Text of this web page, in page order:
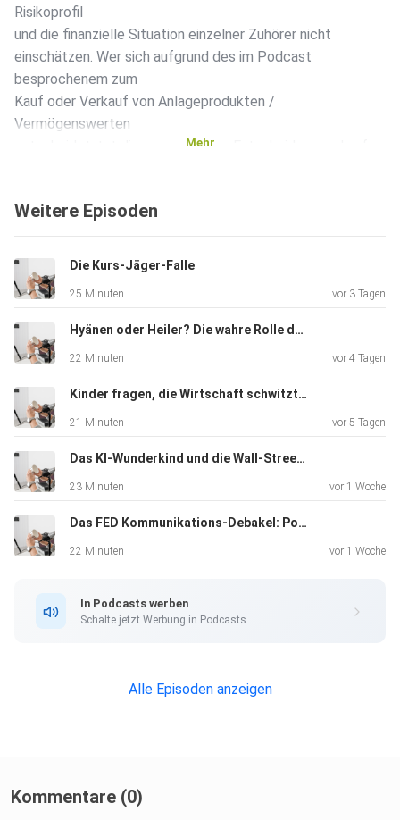
Risikoprofil
und die finanzielle Situation einzelner Zuhörer nicht
einschätzen. Wer sich aufgrund des im Podcast
besprochenem zum
Kauf oder Verkauf von Anlageprodukten /
Vermögenswerten
entscheidet, tut diese aus eigener Entscheidung und auf
haften, wenn
Anlageentscheidungen
treffen und dadurch Verluste erleiden
Mehr
Weitere Episoden
Die Kurs-Jäger-Falle
25 Minuten vor 3 Tagen
Hyänen oder Heiler? Die wahre Rolle der Hedgefonds
22 Minuten vor 4 Tagen
Kinder fragen, die Wirtschaft schwitzt: „The Big Short“ im Realitätscheck
21 Minuten vor 5 Tagen
Das KI-Wunderkind und die Wall-Street-Rettung: Ein moderner LTCM-Moment
23 Minuten vor 1 Woche
Das FED Kommunikations-Debakel: Powell vs. Warsh
22 Minuten vor 1 Woche
In Podcasts werben
Schalte jetzt Werbung in Podcasts.
Alle Episoden anzeigen
Kommentare (0)